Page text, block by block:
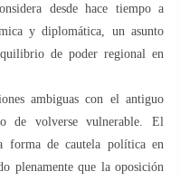
desde hace tiempo a
y diplomática, un asunto
de poder regional en
ambiguas con el antiguo
de volverse vulnerable. El
forma de cautela política en
plenamente que la oposición